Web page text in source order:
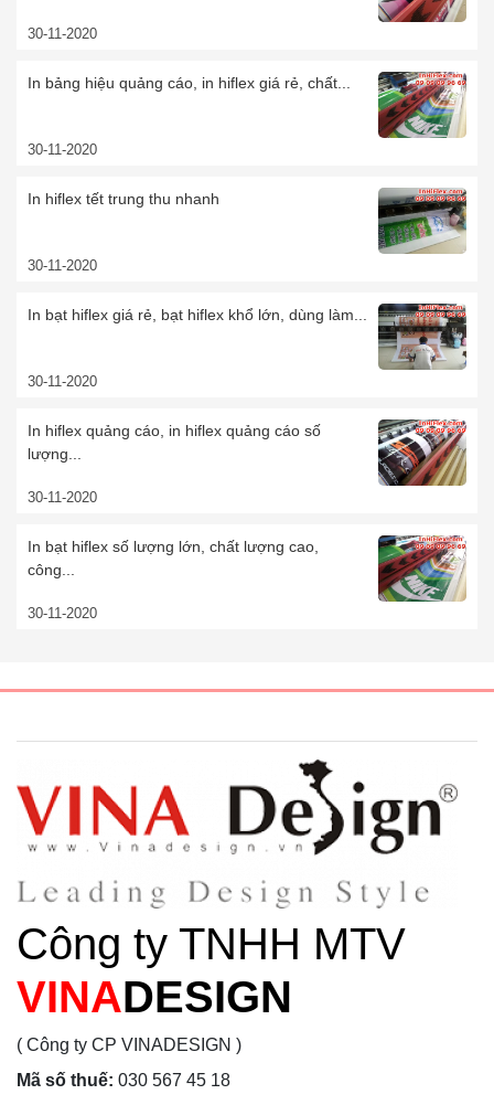
30-11-2020
In bảng hiệu quảng cáo, in hiflex giá rẻ, chất...
30-11-2020
In hiflex tết trung thu nhanh
30-11-2020
In bạt hiflex giá rẻ, bạt hiflex khổ lớn, dùng làm...
30-11-2020
In hiflex quảng cáo, in hiflex quảng cáo số
lượng...
30-11-2020
In bạt hiflex số lượng lớn, chất lượng cao,
công...
30-11-2020
Công ty TNHH MTV
VINADESIGN
( Công ty CP VINADESIGN )
Mã số thuế: 030 567 45 18